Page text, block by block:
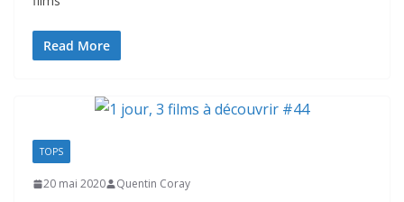
Read More
TOPS
20 mai 2020 Quentin Coray